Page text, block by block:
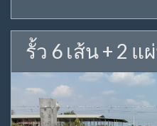
รั้ว 6 เส้น + 2 แ